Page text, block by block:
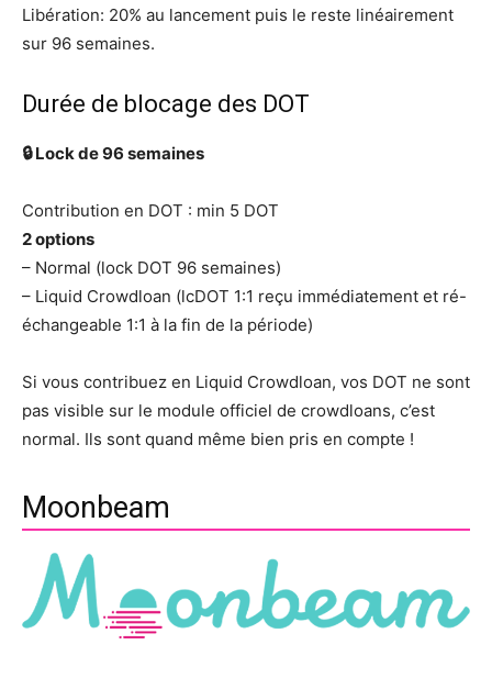
Libération: 20% au lancement puis le reste linéairement
sur 96 semaines.
Durée de blocage des DOT
🔒 Lock de 96 semaines
Contribution en DOT : min 5 DOT
2 options
– Normal (lock DOT 96 semaines)
– Liquid Crowdloan (lcDOT 1:1 reçu immédiatement et ré-
échangeable 1:1 à la fin de la période)
Si vous contribuez en Liquid Crowdloan, vos DOT ne sont
pas visible sur le module officiel de crowdloans, c’est
normal. Ils sont quand même bien pris en compte !
Moonbeam